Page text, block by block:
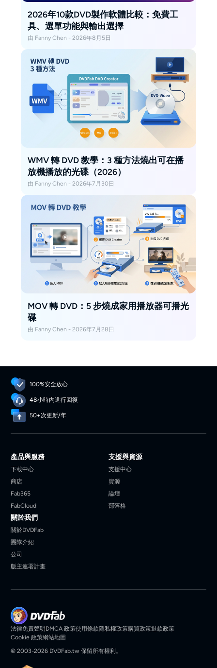
2026年10款DVD製作軟體比較：免費工
具、選單功能與輸出選擇
由 Fanny Chen - 2026年8月5日
WMV 轉 DVD 教學：3 種方法燒出可在播
放機播放的光碟（2026）
由 Fanny Chen - 2026年7月30日
MOV 轉 DVD：5 步燒成家用播放器可播光
碟
由 Fanny Chen - 2026年7月28日
100%安全放心
48小時內進行回復
50+次更新/年
產品與服務
下載中心
商店
Fab365
FabCloud
支援與資源
支援中心
資源
論壇
部落格
關於我們
關於DVDFab
團隊介紹
公司
版主連署計畫
法律免責聲明DMCA 政策使用條款隱私權政策購買政策退款政策
Cookie 政策網站地圖
© 2003-2026 DVDFab.tw 保留所有權利。